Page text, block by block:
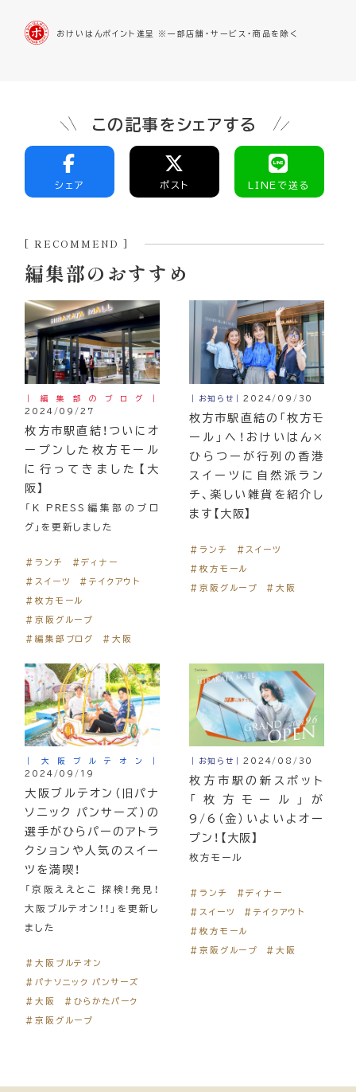
おけいはんポイント進呈 ※一部店舗・サービス・商品を除く
この記事をシェアする
シェア ポスト LINEで送る
[ RECOMMEND ]
編集部のおすすめ
｜編集部のブログ｜
2024/09/27
枚方市駅直結！ついにオ
ープンした枚方モール
に行ってきました【大
阪】
「K PRESS編集部のブロ
グ」を更新しました
＃ランチ
＃ディナー
＃スイーツ
＃テイクアウト
＃枚方モール
＃京阪グループ
＃編集部ブログ
＃大阪
｜お知らせ｜2024/09/30
枚方市駅直結の「枚方モ
ール」へ！おけいはん×
ひらつーが行列の香港
スイーツに自然派ラン
チ、楽しい雑貨を紹介し
ます【大阪】
＃ランチ
＃スイーツ
＃枚方モール
＃京阪グループ
＃大阪
｜大阪ブルテオン｜
2024/09/19
大阪ブルテオン（旧パナ
ソニック パンサーズ）の
選手がひらパーのアトラ
クションや人気のスイー
ツを満喫！
「京阪ええとこ 探検！発見！
大阪ブルテオン！！」を更新し
ました
＃大阪ブルテオン
＃パナソニック パンサーズ
＃大阪
＃ひらかたパーク
＃京阪グループ
｜お知らせ｜2024/08/30
枚方市駅の新スポット
「枚方モール」が
9/6（金）いよいよオー
プン！【大阪】
枚方モール
＃ランチ
＃ディナー
＃スイーツ
＃テイクアウト
＃枚方モール
＃京阪グループ
＃大阪